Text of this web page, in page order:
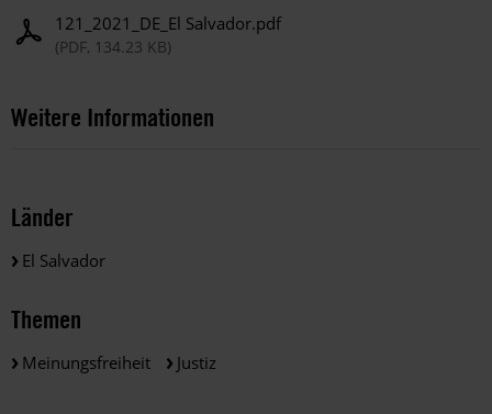
121_2021_DE_El Salvador.pdf
(PDF, 134.23 KB)
Weitere Informationen
Länder
El Salvador
Themen
Meinungsfreiheit Justiz